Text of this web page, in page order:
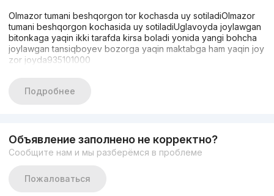
Olmazor tumani beshqorgon tor kochasda uy sotiladiOlmazor
tumani beshqorgon kochasida uy sotiladiUglavoyda joylawgan
bitonkaga yaqin ikki tarafda kirsa boladi yonida yangi bohcha
joylawgan tansiqboyev bozorga yaqin maktabga ham yaqin joy
zor joyda935101000
Подробнее
Объявление заполнено не корректно?
Сообщите нам и мы разберёмся в проблеме
Пожаловаться